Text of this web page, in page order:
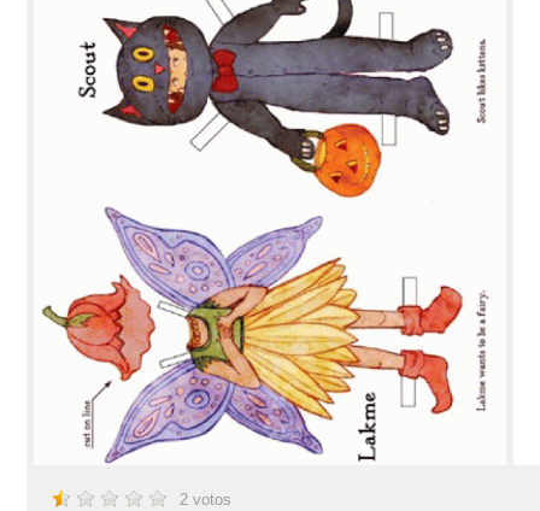
2 votos